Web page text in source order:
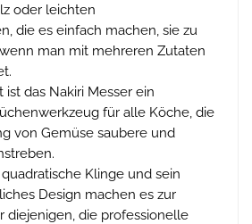
oder leichten
die es einfach machen, sie zu
man mit mehreren Zutaten
das Nakiri Messer ein
für alle Köche, die
von Gemüse saubere und
Klinge und sein
Design machen es zur
diejenigen, die professionelle